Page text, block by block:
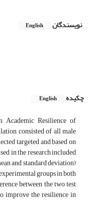
نویسندگان English
چکیده
English
Resilience of
consisted of all male
targeted and based on
in the research included
and standard deviation)
groups in both
between the two test
improve the resilience in